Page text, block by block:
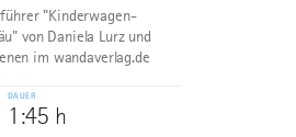
"Kinderwagen-
von Daniela Lurz und
im wandaverlag.de
DAUER
1:45 h